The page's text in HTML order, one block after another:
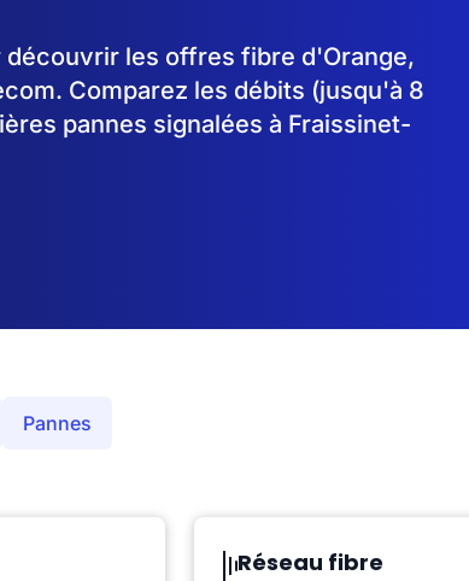
les offres fibre d'Orange,
Comparez les débits (jusqu'à 8
pannes signalées à Fraissinet-
Pannes
Réseau fibre